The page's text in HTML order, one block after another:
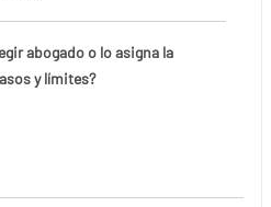
abogado o lo asigna la
y límites?